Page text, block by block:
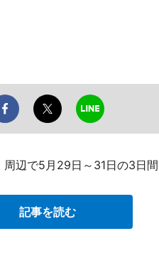
辺で5月29日～31日の3日間
記事を読む